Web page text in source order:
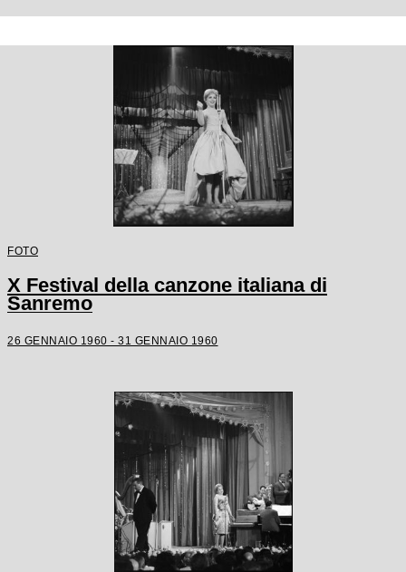
FOTO
X Festival della canzone italiana di
Sanremo
26 GENNAIO 1960 - 31 GENNAIO 1960